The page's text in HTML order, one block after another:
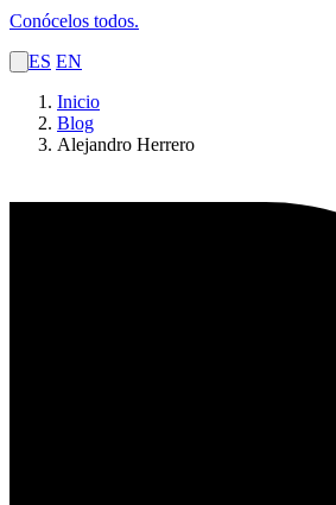
Conócelos todos.
ES EN
Inicio
Blog
Alejandro Herrero